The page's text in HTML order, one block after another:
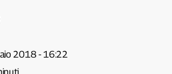
2018 - 16:22